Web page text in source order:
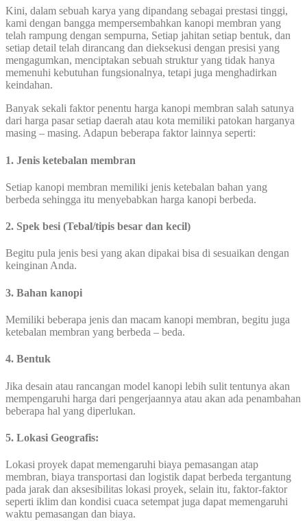
Kini, dalam sebuah karya yang dipandang sebagai prestasi tinggi,
kami dengan bangga mempersembahkan kanopi membran yang
telah rampung dengan sempurna, Setiap jahitan setiap bentuk, dan
setiap detail telah dirancang dan dieksekusi dengan presisi yang
mengagumkan, menciptakan sebuah struktur yang tidak hanya
memenuhi kebutuhan fungsionalnya, tetapi juga menghadirkan
keindahan.
Banyak sekali faktor penentu harga kanopi membran salah satunya
dari harga pasar setiap daerah atau kota memiliki patokan harganya
masing – masing. Adapun beberapa faktor lainnya seperti:
1. Jenis ketebalan membran
Setiap kanopi membran memiliki jenis ketebalan bahan yang
berbeda sehingga itu menyebabkan harga kanopi berbeda.
2. Spek besi (Tebal/tipis besar dan kecil)
Begitu pula jenis besi yang akan dipakai bisa di sesuaikan dengan
keinginan Anda.
3. Bahan kanopi
Memiliki beberapa jenis dan macam kanopi membran, begitu juga
ketebalan membran yang berbeda – beda.
4. Bentuk
Jika desain atau rancangan model kanopi lebih sulit tentunya akan
mempengaruhi harga dari pengerjaannya atau akan ada penambahan
beberapa hal yang diperlukan.
5. Lokasi Geografis:
Lokasi proyek dapat memengaruhi biaya pemasangan atap
membran, biaya transportasi dan logistik dapat berbeda tergantung
pada jarak dan aksesibilitas lokasi proyek, selain itu, faktor-faktor
seperti iklim dan kondisi cuaca setempat juga dapat memengaruhi
waktu pemasangan dan biaya.